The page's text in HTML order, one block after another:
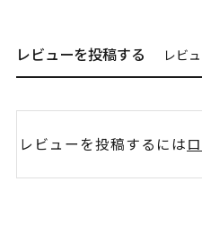
レビューを投稿する レビ
レビューを投稿するには